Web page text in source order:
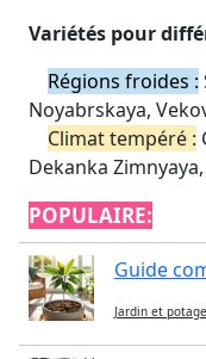
Variétés pour
Régions froides :
Noyabrskaya,
Climat tempéré :
Dekanka
POPULAIRE:
Guide
Jardin et